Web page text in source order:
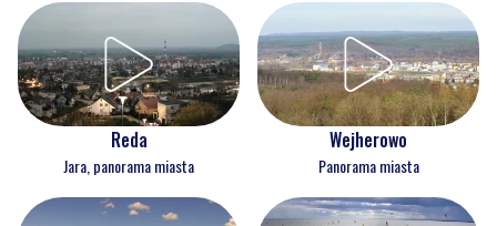
Reda
Jara, panorama miasta
Wejherowo
Panorama miasta